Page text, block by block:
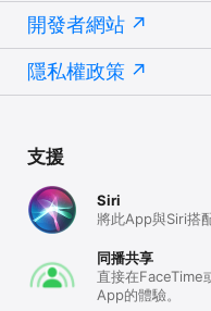
開發者網站
隱私權政策
支援
Siri
將此App與Siri搭
同播共享
直接在FaceTime
App的體驗。